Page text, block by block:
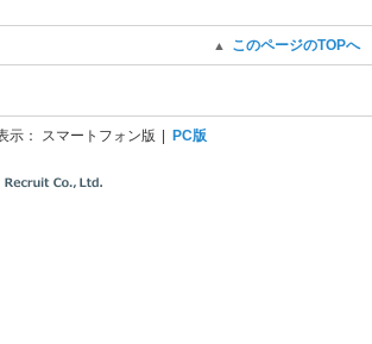
▲ このページのTOPへ
示： スマートフォン版 PC版